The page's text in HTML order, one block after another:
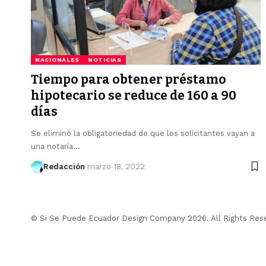
NACIONALES NOTICIAS
Tiempo para obtener préstamo
hipotecario se reduce de 160 a 90
días
Se eliminó la obligatoriedad de que los solicitantes vayan a
una notaría…
Redacción marzo 18, 2022
© Si Se Puede Ecuador Design Company 2026. All Rights